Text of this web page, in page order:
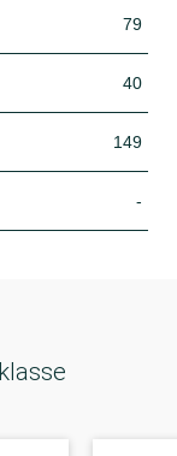
79
40
149
-